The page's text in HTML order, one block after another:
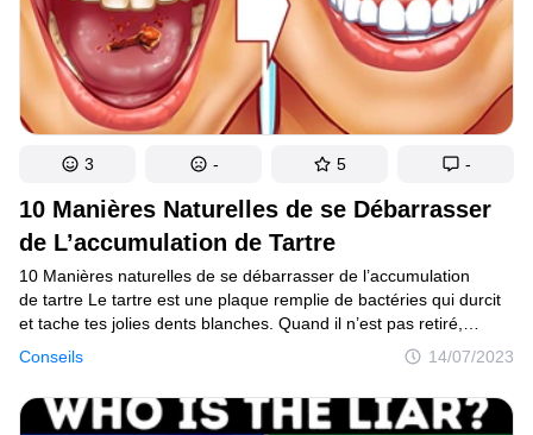
10 Manières Naturelles de se Débarrasser
de L’accumulation de Tartre
Conseils 14/07/2023
10 Manières naturelles de se débarrasser de l’accumulation
de tartre Le tartre est une plaque remplie de bactéries qui durcit
et tache tes jolies dents blanches. Quand il n’est pas retiré,
il devient rugueux et peut provoquer des maladies des gencives.
Sans mentionner que ces taches jaunâtres peuvent te faire
perdre confiance en toi quant à ton sourire. Mais ne t’inquiète pas
! Tu as tout ce dont tu as besoin pour te débarrasser de cette
3 - 5 -